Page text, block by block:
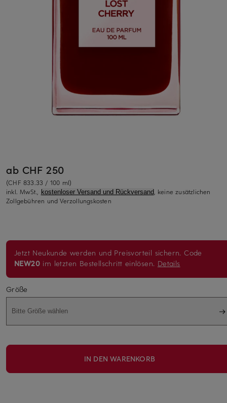
ab CHF 250
(CHF 833.33 / 100 ml)
inkl. MwSt.,
kostenloser Versand und Rückversand, keine zusätzlichen
Zollgebühren und Verzollungskosten
Jetzt Neukunde werden und Preisvorteil sichern. Code
NEW20 im letzten Bestellschritt einlösen. Details
Größe
Bitte Größe wählen
IN DEN WARENKORB